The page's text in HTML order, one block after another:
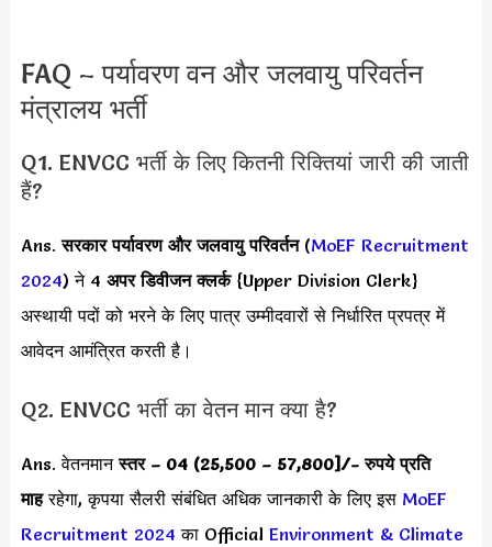
FAQ – पर्यावरण वन और जलवायु परिवर्तन
मंत्रालय भर्ती
Q1. ENVCC भर्ती के लिए कितनी रिक्तियां जारी की जाती
हैं?
Ans.सरकार पर्यावरण और जलवायु परिवर्तन(MoEF Recruitment
2024) ने 4 अपर डिवीजन क्लर्क{Upper Division Clerk}
अस्थायी पदों को भरने के लिए पात्र उम्मीदवारों से निर्धारित प्रपत्र में
आवेदन आमंत्रित करती है।
Q2. ENVCC भर्ती का वेतन मान क्या है?
Ans. वेतनमानस्तर – 04 (25,500 – 57,800]/- रुपये प्रति
माहरहेगा, कृपया सैलरी संबंधित अधिक जानकारी के लिए इस MoEF
Recruitment 2024 का Official Environment & Climate